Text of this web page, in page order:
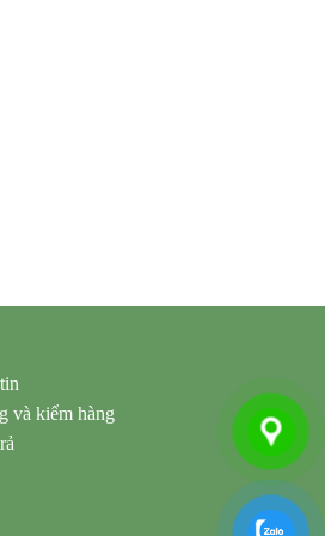
và kiểm hàng